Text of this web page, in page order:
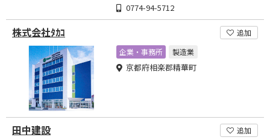
0774-94-5712
株式会社ﾀｶｺ
追加
企業・事務所
製造業
京都府相楽郡精華町
田中建設
追加